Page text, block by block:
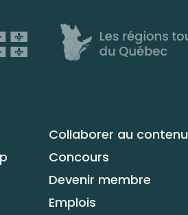
Collaborer au contenu
Concours
Devenir membre
Emplois